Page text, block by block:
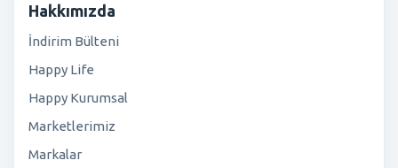
Hakkımızda
İndirim Bülteni
Happy Life
Happy Kurumsal
Marketlerimiz
Markalar